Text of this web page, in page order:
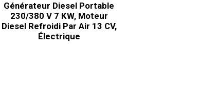
Générateur Diesel Portable
230/380 V 7 KW, Moteur
Diesel Refroidi Par Air 13 CV,
Électrique